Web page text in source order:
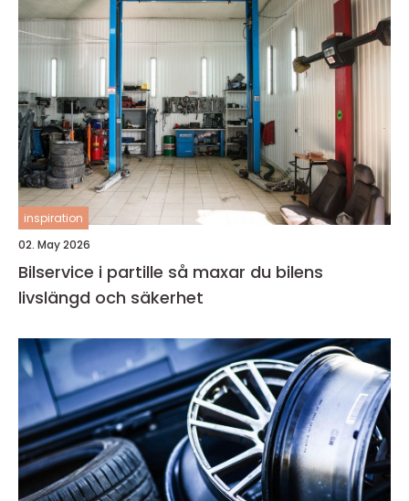
inspiration
02. May 2026
Bilservice i partille så maxar du bilens
livslängd och säkerhet